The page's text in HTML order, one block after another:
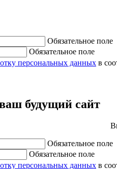
Обязательное поле
Обязательное поле
персональных данных в
будущий сайт
Обязательное поле
Обязательное поле
персональных данных в